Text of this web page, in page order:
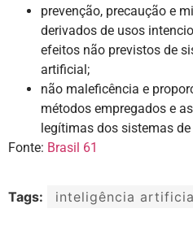
prevenção, precaução e
derivados de usos
efeitos não previstos de
artificial;
não maleficência e
métodos empregados e
legítimas dos sistemas
Fonte: Brasil 61
Tags: inteligência